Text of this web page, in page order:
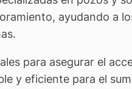
ayudando a
para asegurar el
y eficiente para el